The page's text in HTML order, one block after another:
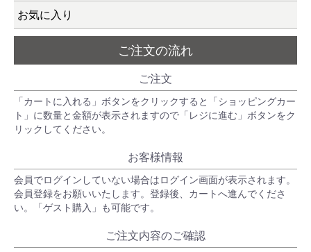
お気に入り
ご注文の流れ
ご注文
「カートに入れる」ボタンをクリックすると「ショッピングカー
ト」に数量と金額が表示されますので「レジに進む」ボタンをク
リックしてください。
お客様情報
会員でログインしていない場合はログイン画面が表示されます。
会員登録をお願いいたします。登録後、カートへ進んでくださ
い。「ゲスト購入」も可能です。
ご注文内容のご確認